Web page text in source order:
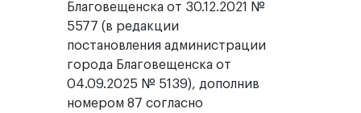
Благовещенска от 30.12.2021 №
5577 (в редакции
постановления администрации
города Благовещенска от
04.09.2025 № 5139), дополнив
номером 87 согласно